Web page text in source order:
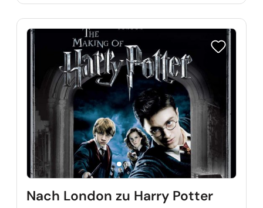
Reise auf
Nach London zu Harry Potter